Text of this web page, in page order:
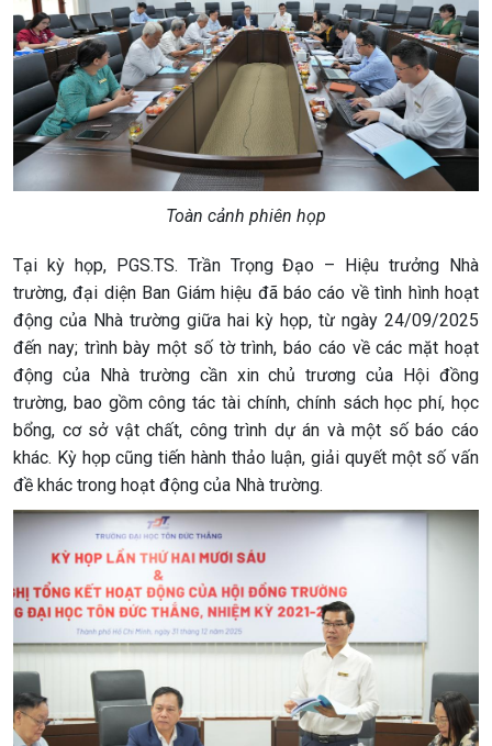
Toàn cảnh phiên họp
Tại kỳ họp, PGS.TS. Trần Trọng Đạo – Hiệu trưởng Nhà
trường, đại diện Ban Giám hiệu đã báo cáo về tình hình hoạt
động của Nhà trường giữa hai kỳ họp, từ ngày 24/09/2025
đến nay; trình bày một số tờ trình, báo cáo về các mặt hoạt
động của Nhà trường cần xin chủ trương của Hội đồng
trường, bao gồm công tác tài chính, chính sách học phí, học
bổng, cơ sở vật chất, công trình dự án và một số báo cáo
khác. Kỳ họp cũng tiến hành thảo luận, giải quyết một số vấn
đề khác trong hoạt động của Nhà trường.